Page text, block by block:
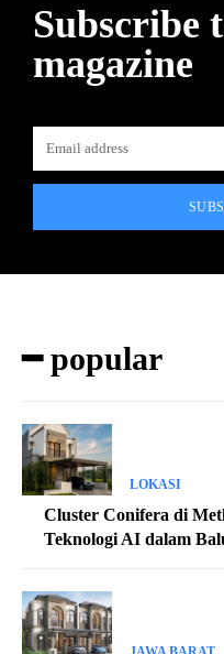
Subscribe
magazine
━ popular
LOKASI
Cluster Conifera di
Teknologi AI dalam